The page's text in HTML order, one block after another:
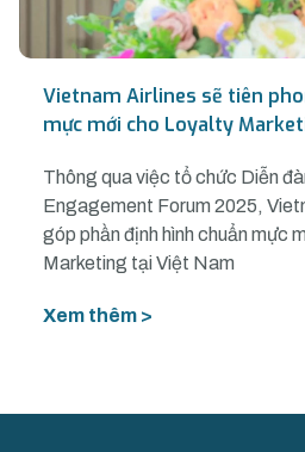
Vietnam Airlines sẽ tiên
mực mới cho Loyalty
Thông qua việc tổ chức Diễn
Engagement Forum 2025,
góp phần định hình chuẩn mực
Marketing tại Việt Nam
Xem thêm >